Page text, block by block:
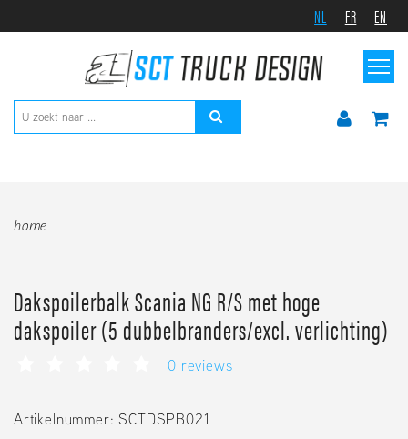
NL FR EN
home
Dakspoilerbalk Scania NG R/S met hoge
dakspoiler (5 dubbelbranders/excl. verlichting)
0 reviews
Artikelnummer: SCTDSPB021